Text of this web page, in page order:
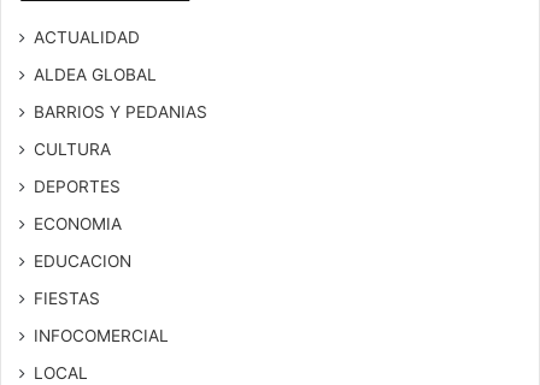
ACTUALIDAD
ALDEA GLOBAL
BARRIOS Y PEDANIAS
CULTURA
DEPORTES
ECONOMIA
EDUCACION
FIESTAS
INFOCOMERCIAL
LOCAL